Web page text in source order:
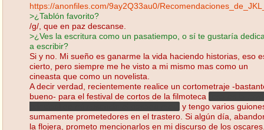
https://anonfiles.com/9ay2Q33au0/
>¿Tablón favorito?
/g/, que en paz descanse.
>¿Ves la escritura como un pasatiempo, o sí te gustaría
a escribir?
Si y no. Mi sueño es ganarme la vida haciendo historias, eso
cierto, pero siempre me he visto a mi mismo mas como un
cineasta que como un novelista.
A decir verdad, recientemente realice un cortometraje -
bueno- para el festival de cortos de la filmoteca
y tengo varios
sumamente prometedores en el trastero. Si algún día,
la flojera, prometo mencionarlos en mi discurso de los